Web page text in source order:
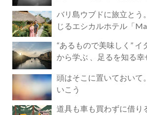
バリ島ウブドに旅立とう
じるエシカルホテル「
“あるもので美味しく” イ
から学ぶ 、足るを知る
頭はそこに置いておいて
いこう
道具も車も買わずに借り